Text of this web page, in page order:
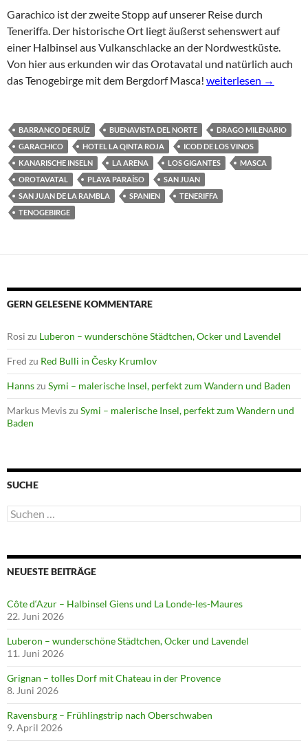
Garachico ist der zweite Stopp auf unserer Reise durch
Teneriffa. Der historische Ort liegt äußerst sehenswert auf
einer Halbinsel aus Vulkanschlacke an der Nordwestküste.
Von hier aus erkunden wir das Orotavatal und natürlich auch
das Tenogebirge mit dem Bergdorf Masca! Garachico –
weiterlesen →
BARRANCO DE RUÍZ BUENAVISTA DEL NORTE
DRAGO MILENARIO
GARACHICO
HOTEL LA QINTA ROJA
ICOD DE LOS VINOS
KANARISCHE INSELN
LA ARENA LOS GIGANTES
MASCA
OROTAVATAL
PLAYA PARAÍSO
SAN JUAN
SAN JUAN DE LA RAMBLA
SPANIEN
TENERIFFA
TENOGEBIRGE
GERN GELESENE KOMMENTARE
Rosi zu Luberon – wunderschöne Städtchen, Ocker und Lavendel
Fred zu Red Bulli in Česky Krumlov
Hannszu Symi – malerische Insel, perfekt zum Wandern und Baden
Markus Meviszu Symi – malerische Insel, perfekt zum Wandern und
Baden
SUCHE
Suchen
nach:
NEUESTE BEITRÄGE
Côte d‘Azur – Halbinsel Giens und La Londe-les-Maures
22. Juni 2026
Luberon – wunderschöne Städtchen, Ocker und Lavendel
11. Juni 2026
Grignan – tolles Dorf mit Chateau in der Provence
8. Juni 2026
Ravensburg – Frühlingstrip nach Oberschwaben
9. April 2026